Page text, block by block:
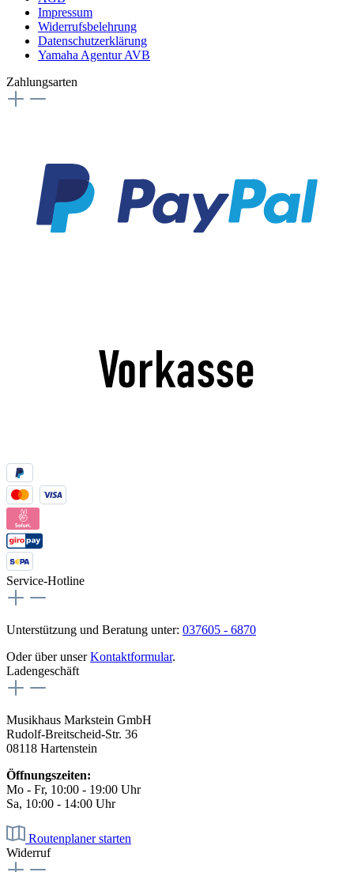
Impressum
Widerrufsbelehrung
Datenschutzerklärung
Yamaha Agentur AVB
Zahlungsarten
Service-Hotline
Unterstützung und Beratung unter: 037605 - 6870
Oder über unserKontaktformular.
Ladengeschäft
Musikhaus Markstein GmbH
Rudolf-Breitscheid-Str. 36
08118 Hartenstein
Öffnungszeiten:
Mo - Fr, 10:00 - 19:00 Uhr
Sa, 10:00 - 14:00 Uhr
Routenplaner starten
Widerruf